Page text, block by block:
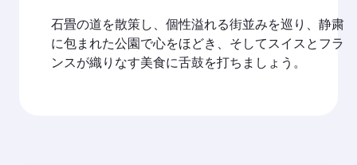
石畳の道を散策し、個性溢れる街並みを巡り、静粛
に包まれた公園で心をほどき、そしてスイスとフラ
ンスが織りなす美食に舌鼓を打ちましょう。